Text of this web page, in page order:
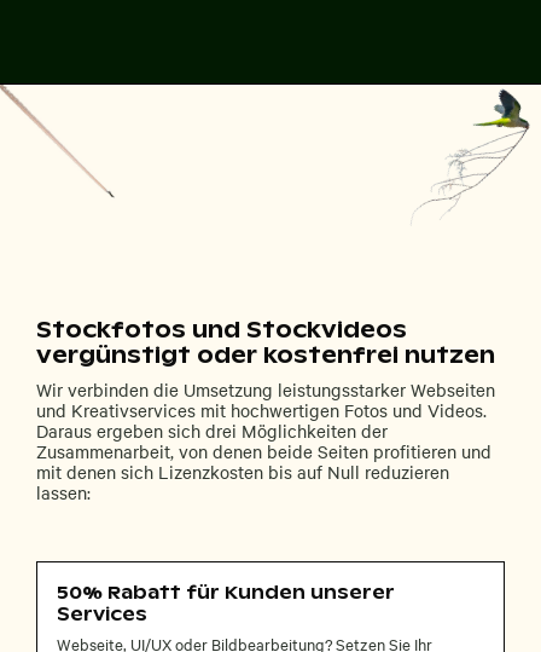
Stockfotos und Stockvideos
vergünstigt oder kostenfrei nutzen
Wir verbinden die Umsetzung leistungsstarker Webseiten
und Kreativservices mit hochwertigen Fotos und Videos.
Daraus ergeben sich drei Möglichkeiten der
Zusammenarbeit, von denen beide Seiten profitieren und
mit denen sich Lizenzkosten bis auf Null reduzieren
lassen:
50% Rabatt für Kunden unserer
Services
Webseite, UI/UX oder Bildbearbeitung? Setzen Sie Ihr